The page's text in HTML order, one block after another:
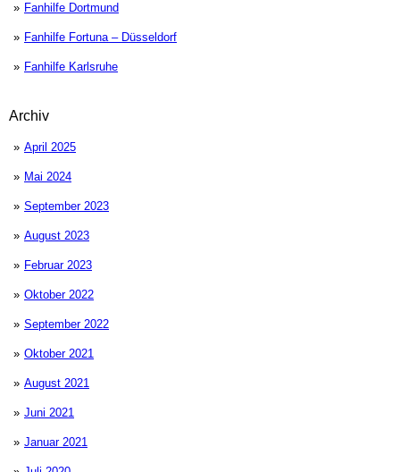
Fanhilfe Dortmund
Fanhilfe Fortuna – Düsseldorf
Fanhilfe Karlsruhe
Archiv
April 2025
Mai 2024
September 2023
August 2023
Februar 2023
Oktober 2022
September 2022
Oktober 2021
August 2021
Juni 2021
Januar 2021